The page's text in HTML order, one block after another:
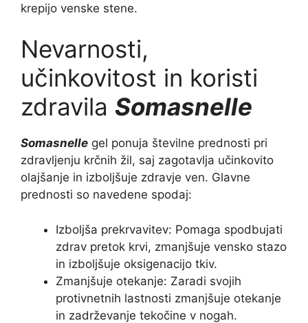
krepijo venske stene.
Nevarnosti,
učinkovitost in koristi
zdravila Somasnelle
Somasnelle gel ponuja številne prednosti pri
zdravljenju krčnih žil, saj zagotavlja učinkovito
olajšanje in izboljšuje zdravje ven. Glavne
prednosti so navedene spodaj:
Izboljša prekrvavitev: Pomaga spodbujati
zdrav pretok krvi, zmanjšuje vensko stazo
in izboljšuje oksigenacijo tkiv.
Zmanjšuje otekanje: Zaradi svojih
protivnetnih lastnosti zmanjšuje otekanje
in zadrževanje tekočine v nogah.